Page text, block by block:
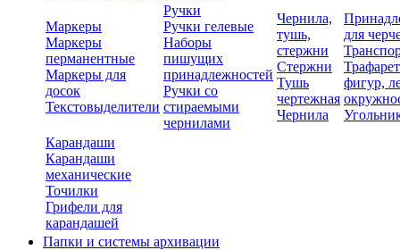
Маркеры
Маркеры
перманентные
Маркеры для
досок
Текстовыделители
Ручки
Ручки гелевые
Наборы
пишущих
принадлежностей
Ручки со
стираемыми
чернилами
Чернила,
тушь,
стержни
Стержни
Тушь
чертежная
Чернила
для
фигур,
Карандаши
Карандаши
механические
Точилки
Грифели для
карандашей
Папки и системы архивации